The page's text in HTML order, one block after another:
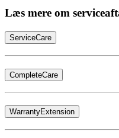
Læs mere om
ServiceCare
CompleteCare
WarrantyExtension